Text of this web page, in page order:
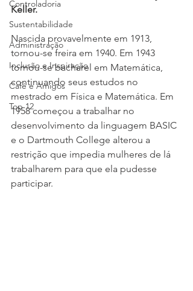
Controladoria
Sustentabilidade
Administração
Inclusão e Inspiração
Café e Amigos
Top 12
Keller.
Nascida provavelmente em 1913,
tornou-se freira em 1940. Em 1943
tornou-se bacharel em Matemática,
continuando seus estudos no
mestrado em Física e Matemática. Em
1958 começou a trabalhar no
desenvolvimento da linguagem BASIC
e o Dartmouth College alterou a
restrição que impedia mulheres de lá
trabalharem para que ela pudesse
participar.